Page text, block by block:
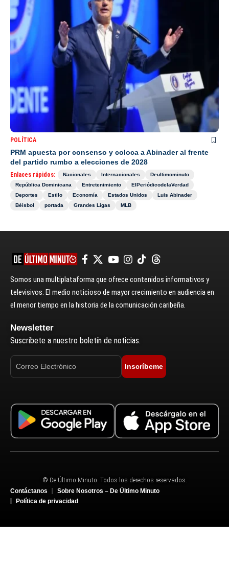
POLÍTICA
PRM apuesta por consenso y coloca a Abinader al frente
del partido rumbo a elecciones de 2028
Enlaces rápidos: Nacionales Internacionales
Deultimominuto
República Dominicana
Entretenimiento
ElPeriódicodelaVerdad
Deportes
Estilo Economía Estados Unidos
Luis Abinader
Béisbol
portada Grandes Ligas MLB
Somos una multiplataforma que ofrece contenidos informativos y
televisivos. El medio noticioso de mayor crecimiento en audiencia en
el menor tiempo en la historia de la comunicación caribeña.
Newsletter
Suscríbete a nuestro boletín de noticias.
Inscríbeme
© De Último Minuto. Todos los derechos reservados.
Contáctanos
Sobre Nosotros – De Último Minuto
Política de privacidad